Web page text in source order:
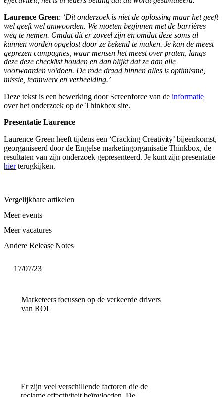
Laurence Green: ‘Dit onderzoek is niet de oplossing maar het geeft
wel geeft wel antwoorden. We moeten beginnen met de barrières
weg te nemen. Omdat dit er zoveel zijn en omdat deze soms al
kunnen worden opgelost door ze bekend te maken. Je kan de meest
geprezen campagnes, waar mensen het meest over praten, langs
deze deze checklist houden en dan blijkt dat ze aan alle
voorwaarden voldoen. De rode draad binnen alles is optimisme,
missie, teamwerk en verbeelding.’
Deze tekst is een bewerking door Screenforce van de informatie
over het onderzoek op de Thinkbox site.
Presentatie Laurence
Laurence Green heeft tijdens een ‘Cracking Creativity’ bijeenkomst,
georganiseerd door de Engelse marketingorganisatie Thinkbox, de
resultaten van zijn onderzoek gepresenteerd. Je kunt zijn presentatie
hierterugkijken.
Vergelijkbare artikelen
Meer events
Meer vacatures
Andere Release Notes
17/07/23
Marketeers focussen op de verkeerde drivers
van ROI
Er zijn veel verschillende factoren die de
reclame effectiviteit beïnvloeden. De